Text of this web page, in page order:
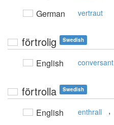
German vertraut
förtrolig Swedish
English conversant
förtrolla Swedish
English enthrall ,